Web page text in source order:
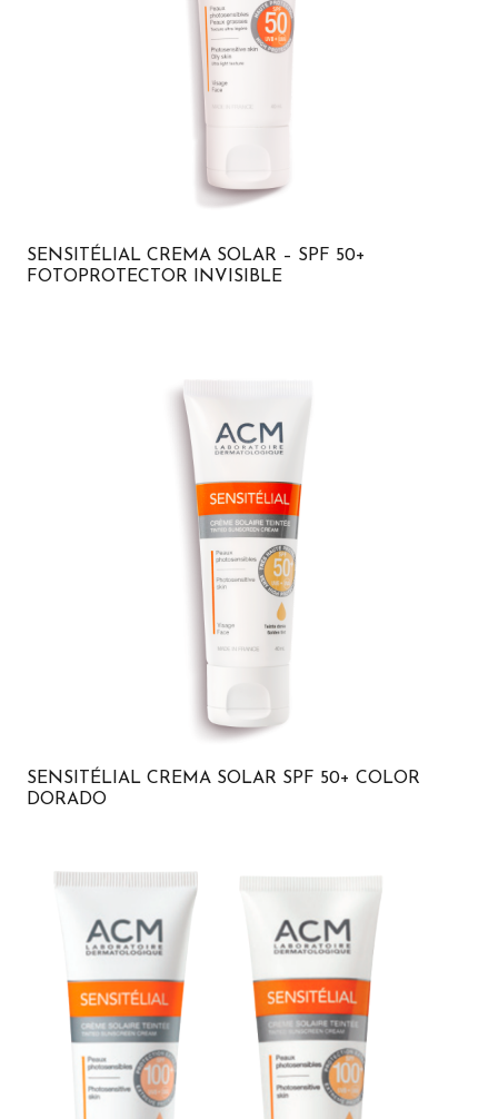
SENSITÉLIAL CREMA SOLAR – SPF 50+
FOTOPROTECTOR INVISIBLE
SENSITÉLIAL CREMA SOLAR SPF 50+ COLOR
DORADO